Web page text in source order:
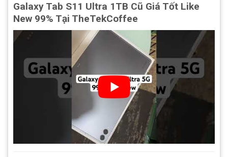
Galaxy Tab S11 Ultra 1TB Cũ Giá Tốt Like
New 99% Tại TheTekCoffee